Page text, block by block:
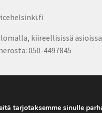
kiireellisissä
050-4497845
Kaikki oikeudet
tarjotaksemme sinulle